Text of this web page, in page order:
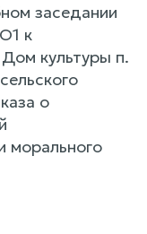
заседании
к
культуры п.
о
морального